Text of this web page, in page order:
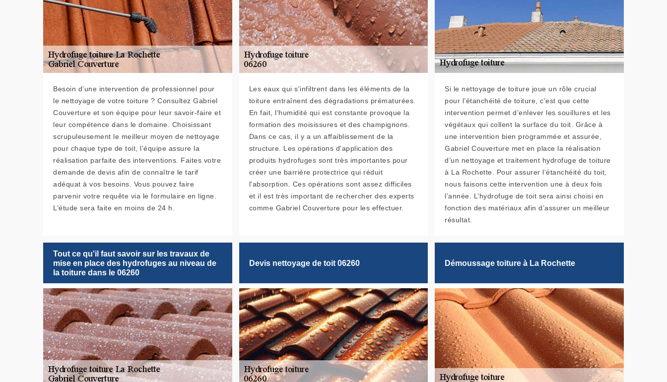
Besoin d’une intervention de professionnel pour
le nettoyage de votre toiture ? Consultez Gabriel
Couverture et son équipe pour leur savoir-faire et
leur compétence dans le domaine. Choisissant
scrupuleusement le meilleur moyen de nettoyage
pour chaque type de toit, l’équipe assure la
réalisation parfaite des interventions. Faites votre
demande de devis afin de connaître le tarif
adéquat à vos besoins. Vous pouvez faire
parvenir votre requête via le formulaire en ligne.
L’étude sera faite en moins de 24 h.
Les eaux qui s'infiltrent dans les éléments de la
toiture entraînent des dégradations prématurées.
En fait, l'humidité qui est constante provoque la
formation des moisissures et des champignons.
Dans ce cas, il y a un affaiblissement de la
structure. Les opérations d'application des
produits hydrofuges sont très importantes pour
créer une barrière protectrice qui réduit
l'absorption. Ces opérations sont assez difficiles
et il est très important de rechercher des experts
comme Gabriel Couverture pour les effectuer.
Si le nettoyage de toiture joue un rôle crucial
pour l’étanchéité de toiture, c’est que cette
intervention permet d’enlever les souillures et les
végétaux qui collent la surface du toit. Grâce à
une intervention bien programmée et assurée,
Gabriel Couverture met en place la réalisation
d’un nettoyage et traitement hydrofuge de toiture
à La Rochette. Pour assurer l’étanchéité du toit,
nous faisons cette intervention une à deux fois
l’année. L’hydrofuge de toit sera ainsi choisi en
fonction des matériaux afin d’assurer un meilleur
résultat.
Tout ce qu'il faut savoir sur les travaux de
mise en place des hydrofuges au niveau de
la toiture dans le 06260
Devis nettoyage de toit 06260 Démoussage toiture à La Rochette